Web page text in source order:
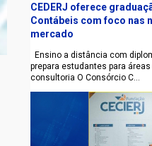
CEDERJ oferece
Contábeis com foco nas
mercado
Ensino a distância com
prepara estudantes para
consultoria O Consórcio C...